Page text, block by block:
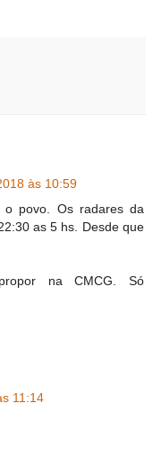
às 10:59
o povo. Os radares da
as 5 hs. Desde que
na CMCG. Só
11:14